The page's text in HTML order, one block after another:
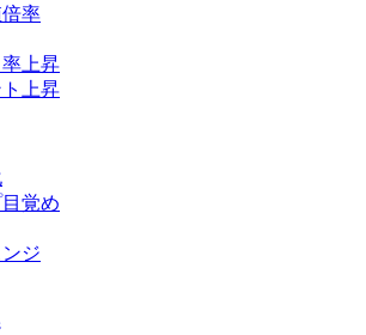
率
上昇
上昇
覚め
ジ